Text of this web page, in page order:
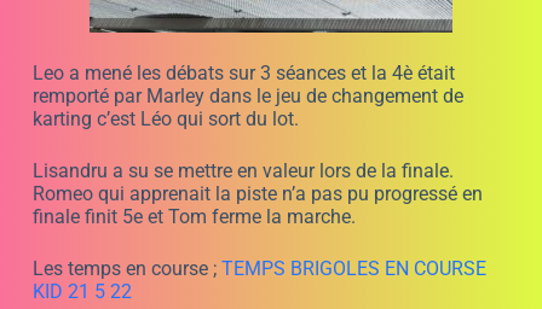
Résultats positif de cette première course
du Challenge JB EMERIC
Gabriel avait mené les 3 autres manches. Hugo monte
sur la 3è marche du podium. Mylan prend la 4è place,